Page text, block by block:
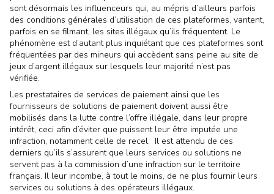
sont désormais les influenceurs qui, au mépris d’ailleurs parfois
des conditions générales d’utilisation de ces plateformes, vantent,
parfois en se filmant, les sites illégaux qu’ils fréquentent. Le
phénomène est d’autant plus inquiétant que ces plateformes sont
fréquentées par des mineurs qui accèdent sans peine au site de
jeux d’argent illégaux sur lesquels leur majorité n’est pas
vérifiée.
Les prestataires de services de paiement ainsi que les
fournisseurs de solutions de paiement doivent aussi être
mobilisés dans la lutte contre l’offre illégale, dans leur propre
intérêt, ceci afin d’éviter que puissent leur être imputée une
infraction, notamment celle de recel. Il est attendu de ces
derniers qu’ils s’assurent que leurs services ou solutions ne
servent pas à la commission d’une infraction sur le territoire
français. Il leur incombe, à tout le moins, de ne plus fournir leurs
services ou solutions à des opérateurs illégaux.